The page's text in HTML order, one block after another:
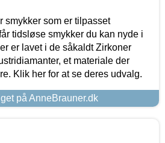
smykker som er tilpasset
tidsløse smykker du kan nyde i
er lavet i de såkaldt Zirkoner
et materiale der
Klik her for at se deres udvalg.
på AnneBrauner.dk